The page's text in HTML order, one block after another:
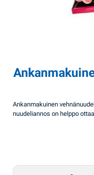
Ankanmakuinen
nuudeliannos on helppo
Ankanmakuinen nuudeli